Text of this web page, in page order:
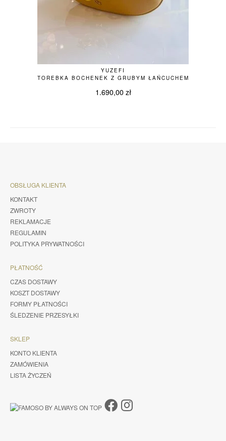
YUZEFI
TOREBKA BOCHENEK Z GRUBYM ŁAŃCUCHEM
1.690,00 zł
OBSŁUGA KLIENTA
KONTAKT
ZWROTY
REKLAMACJE
REGULAMIN
POLITYKA PRYWATNOŚCI
PŁATNOŚĆ
CZAS DOSTAWY
KOSZT DOSTAWY
FORMY PŁATNOŚCI
ŚLEDZENIE PRZESYŁKI
SKLEP
KONTO KLIENTA
ZAMÓWIENIA
LISTA ŻYCZEŃ